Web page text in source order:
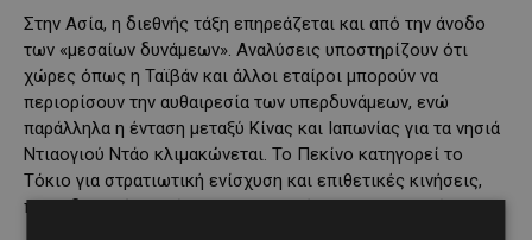
Στην Ασία, η διεθνής τάξη επηρεάζεται και από την άνοδο
των «μεσαίων δυνάμεων». Αναλύσεις υποστηρίζουν ότι
χώρες όπως η Ταϊβάν και άλλοι εταίροι μπορούν να
περιορίσουν την αυθαιρεσία των υπερδυνάμεων, ενώ
παράλληλα η ένταση μεταξύ Κίνας και Ιαπωνίας για τα νησιά
Ντιαογιού Ντάο κλιμακώνεται. Το Πεκίνο κατηγορεί το
Τόκιο για στρατιωτική ενίσχυση και επιθετικές κινήσεις,
προειδοποιώντας ότι θα προστατεύσει την κυριαρχία του.